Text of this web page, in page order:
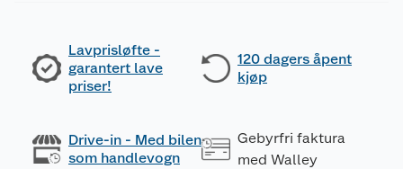
Lavprisløfte -
garantert lave
priser!
120 dagers åpent
kjøp
Drive-in - Med bilen
som handlevogn
Gebyrfri faktura
med Walley